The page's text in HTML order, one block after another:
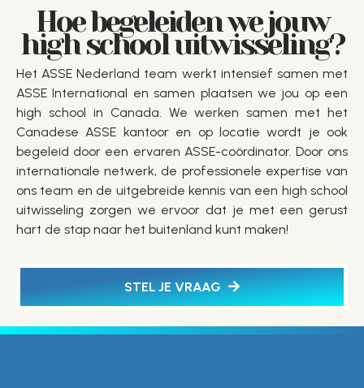
Hoe begeleiden we jouw
high school uitwisseling?
Het ASSE Nederland team werkt intensief samen met
ASSE International en samen plaatsen we jou op een
high school in Canada. We werken samen met het
Canadese ASSE kantoor en op locatie wordt je ook
begeleid door een ervaren ASSE-coördinator. Door ons
internationale netwerk, de professionele expertise van
ons team en de uitgebreide kennis van een high school
uitwisseling zorgen we ervoor dat je met een gerust
hart de stap naar het buitenland kunt maken!
STEL JE VRAAG